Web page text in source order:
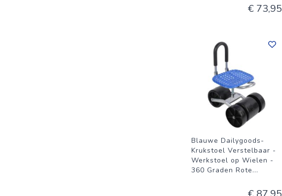
€ 73,95
Blauwe Dailygoods-
Krukstoel Verstelbaar -
Werkstoel op Wielen -
360 Graden Rote...